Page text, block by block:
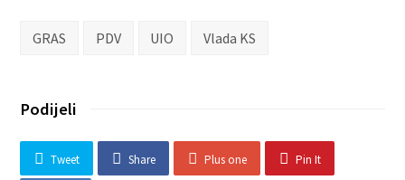
GRAS PDV UIO Vlada KS
Podijeli
Tweet Share Plus one Pin It